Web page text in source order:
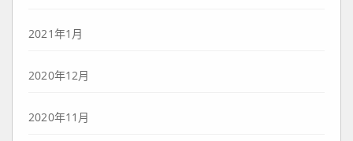
2021年1月
2020年12月
2020年11月